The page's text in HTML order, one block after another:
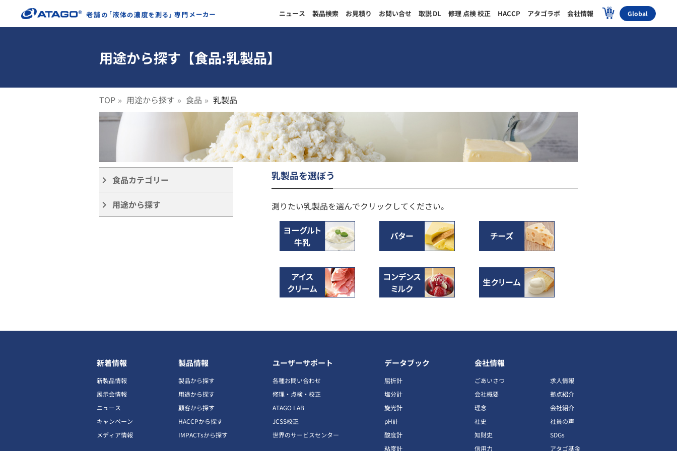
ニュース 製品検索 お見積り お問い合せ 取説DL 修理 点検 校正 HACCP アタゴラボ 会社情報 Global
用途から探す【食品:乳製品】
TOP 用途から探す 食品 乳製品
keyboard_arrow_right 食品カテゴリー
keyboard_arrow_right 用途から探す
乳製品を選ぼう
測りたい乳製品を選んでクリックしてください。
新着情報
新製品情報
展示会情報
ニュース
キャンペーン
メディア情報
製品情報
製品から探す
用途から探す
顧客から探す
HACCPから探す
IMPACTsから探す
ユーザーサポート
各種お問い合わせ
修理・点検・校正
ATAGO LAB
JCSS校正
世界のサービスセンター
データブック
屈折計
塩分計
旋光計
pH計
酸度計
粘度計
会社情報
ごあいさつ
会社概要
理念
社史
知財史
信用力
求人情報
拠点紹介
会社紹介
社員の声
SDGs
アタゴ基金